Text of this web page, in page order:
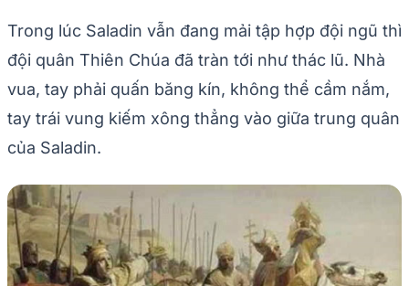
Trong lúc Saladin vẫn đang mải tập hợp đội ngũ thì
đội quân Thiên Chúa đã tràn tới như thác lũ. Nhà
vua, tay phải quấn băng kín, không thể cầm nắm,
tay trái vung kiếm xông thẳng vào giữa trung quân
của Saladin.